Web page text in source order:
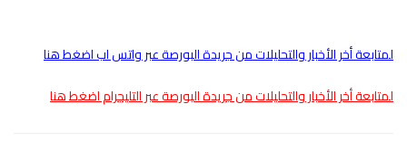
لمتابعة أخر الأخبار والتحليلات من جريدة البورصة عبر واتس اب اضغط هنا
لمتابعة أخر الأخبار والتحليلات من جريدة البورصة عبر التليجرام اضغط هنا